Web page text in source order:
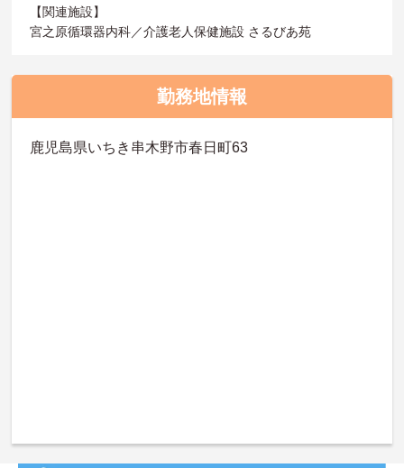
【関連施設】
宮之原循環器内科／介護老人保健施設 さるびあ苑
勤務地情報
鹿児島県いちき串木野市春日町63